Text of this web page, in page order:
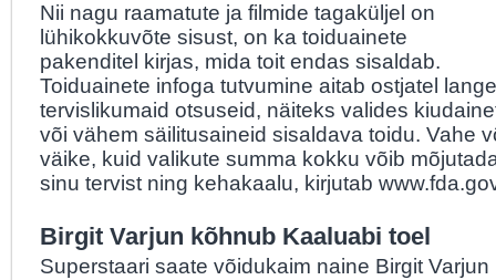
Nii nagu raamatute ja filmide tagaküljel on
lühikokkuvõte sisust, on ka toiduainete
pakenditel kirjas, mida toit endas sisaldab.
Toiduainete infoga tutvumine aitab ostjatel
tervislikumaid otsuseid, näiteks valides
või vähem säilitusaineid sisaldava toidu. Vahe
väike, kuid valikute summa kokku võib
sinu tervist ning kehakaalu, kirjutab
Birgit Varjun kõhnub Kaaluabi toel
Superstaari saate võidukaim naine Birgit Varjun